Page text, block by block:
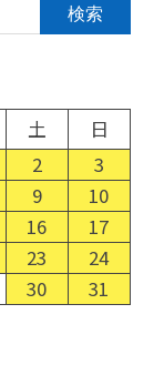
土
日
2
3
9
10
16
17
23
24
30 31